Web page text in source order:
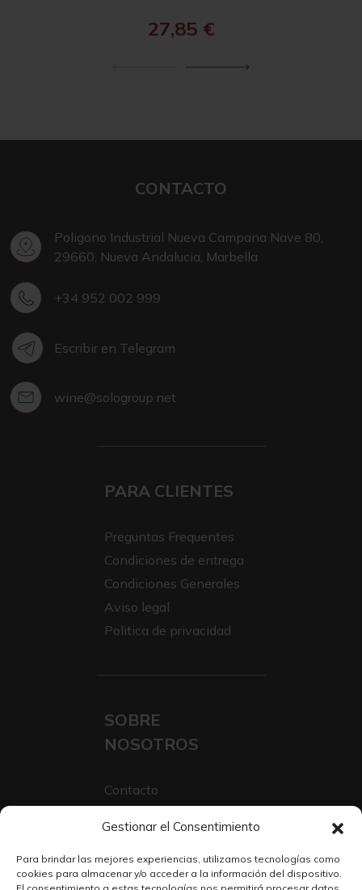
Gestionar el Consentimiento
Para brindar las mejores experiencias, utilizamos tecnologías como
cookies para almacenar y/o acceder a la información del dispositivo.
27,85 €
CONTACTO
Poligono Industrial Nueva Campana Nave 80,
29660, Nueva Andalucia, Marbella
+34 952 002 999
Escribir en Telegram
wine@sologroup.net
PARA CLIENTES
Preguntas Frequentes
Condiciones de entrega
Condiciones Generales
Aviso legal
Politica de privacidad
SOBRE
NOSOTROS
Contacto